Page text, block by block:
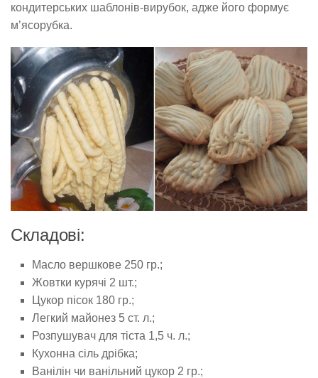
кондитерських шаблонів-вирубок, адже його формує
м’ясорубка.
Складові:
Масло вершкове 250 гр.;
Жовтки курячі 2 шт.;
Цукор пісок 180 гр.;
Легкий майонез 5 ст. л.;
Розпушувач для тіста 1,5 ч. л.;
Кухонна сіль дрібка;
Ванілін чи ванільний цукор 2 гр.;